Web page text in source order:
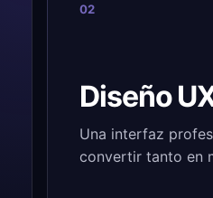
02
Diseño
Una interfaz
convertir tanto en